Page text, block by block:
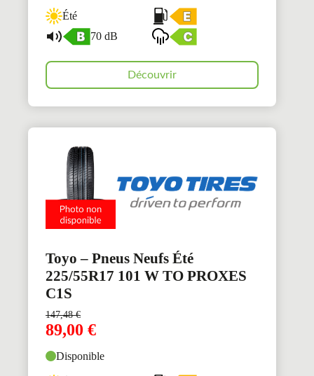
Été
70 dB
Découvrir
Toyo – Pneus Neufs Été
225/55R17 101 W TO PROXES
C1S
147,48€
89,00 €
Disponible